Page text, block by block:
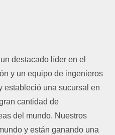
destacado líder en el
y un equipo de ingenieros
estableció una sucursal en
cantidad de
del mundo. Nuestros
y están ganando una